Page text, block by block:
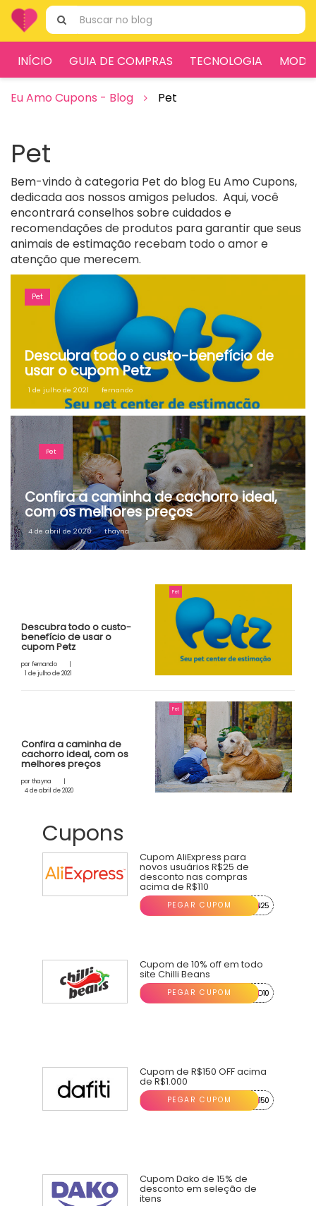
para
o
conteúdo
Pesquisar
por:
INÍCIO GUIA DE COMPRAS TECNOLOGIA MODA
Eu Amo Cupons - Blog Pet
Pet
Bem-vindo à categoria Pet do blog Eu Amo Cupons,
dedicada aos nossos amigos peludos. Aqui, você
encontrará conselhos sobre cuidados e
recomendações de produtos para garantir que seus
animais de estimação recebam todo o amor e
atenção que merecem.
Pet
Descubra todo o custo-benefício de
usar o cupom Petz
1 de julho de 2021 fernando
Pet
Confira a caminha de cachorro ideal,
com os melhores preços
4 de abril de 2020 thayna
Descubra todo o custo-
benefício de usar o
cupom Petz
porfernando
1 de julho de 2021
Pet
Confira a caminha de
cachorro ideal, com os
melhores preços
porthayna
|
4 de abril de 2020
Pet
Cupons
Cupom AliExpress para
novos usuários R$25 de
desconto nas compras
acima de R$110
PEGAR CUPOM ...N25
Cupom de 10% off em todo
site Chilli Beans
PEGAR CUPOM ...O10
Cupom de R$150 OFF acima
de R$1.000
PEGAR CUPOM ...150
Cupom Dako de 15% de
desconto em seleção de
itens